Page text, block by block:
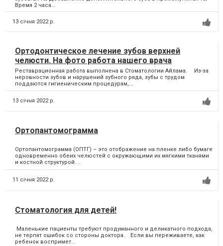
Время 2 часа...
13 січня 2022 р.
Ортодонтическое лечение зубов верхней
челюсти. На фото работа нашего врача
Реставрационная работа выполнена в Стоматологии Айлама. ⠀ Из-за
неровности зубов и нарушений зубного ряда, зубы с трудом
поддаются гигиеническим процедурам,...
13 січня 2022 р.
Ортопантомограмма
Ортопантомограмма (ОПТГ) – это отображение на пленке либо бумаге
одновременно обеих челюстей с окружающими их мягкими тканями
и костной структурой....
11 січня 2022 р.
Стоматология для детей!
Маленькие пациенты требуют продуманного и деликатного подхода,
не терпят ошибок со стороны доктора.⠀ Если вы переживаете, как
ребенок воспримет...